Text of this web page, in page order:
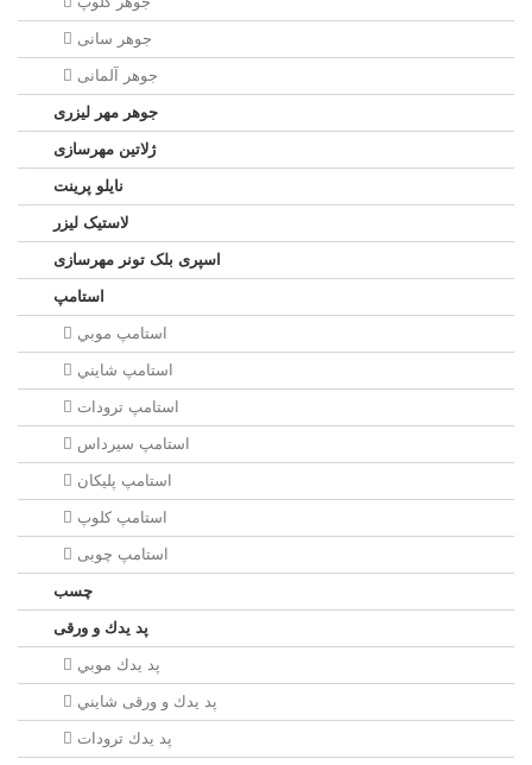
جوهر سانی
جوهر آلمانی
جوهر مهر لیزری
ژلاتين مهرسازی
نایلو پرینت
لاستیک لیزر
اسپری بلک تونر مهرسازی
استامپ
استامپ موبي
استامپ شايني
استامپ ترودات
استامپ سيرداس
استامپ پلیکان
استامپ کلوپ
استامپ چوبی
چسب
پد يدك و ورقی
پد يدك موبي
پد يدك و ورقی شايني
پد يدك ترودات